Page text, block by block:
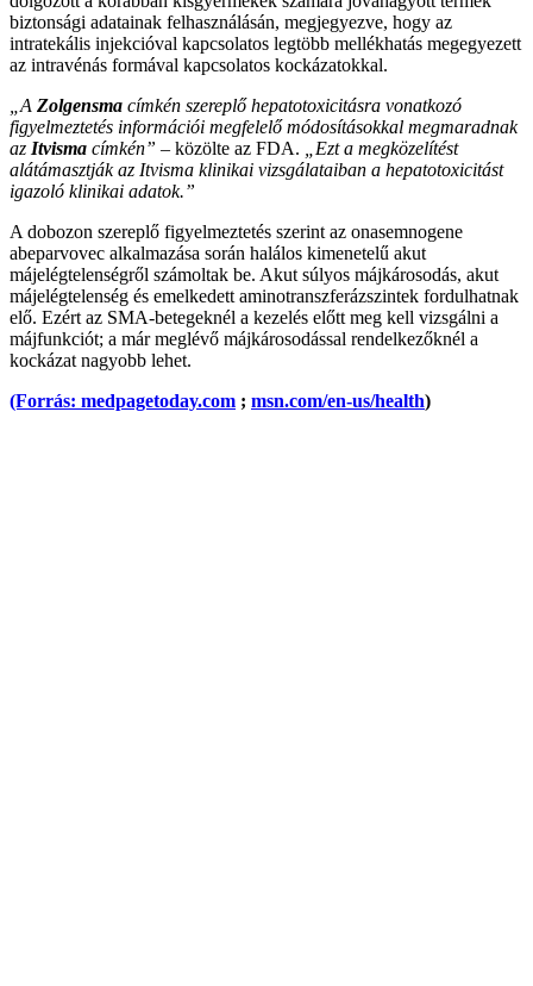
biztonsági adatainak felhasználásán, megjegyezve, hogy az
intratekális injekcióval kapcsolatos legtöbb mellékhatás megegyezett
az intravénás formával kapcsolatos kockázatokkal.
„A Zolgensma címkén szereplő hepatotoxicitásra vonatkozó
figyelmeztetés információi megfelelő módosításokkal megmaradnak
az Itvisma címkén” – közölte az FDA.
„Ezt a megközelítést
alátámasztják az Itvisma klinikai vizsgálataiban a hepatotoxicitást
igazoló klinikai adatok.”
A dobozon szereplő figyelmeztetés szerint az onasemnogene
abeparvovec alkalmazása során halálos kimenetelű akut
májelégtelenségről számoltak be. Akut súlyos májkárosodás, akut
májelégtelenség és emelkedett aminotranszferázszintek fordulhatnak
elő. Ezért az SMA-betegeknél a kezelés előtt meg kell vizsgálni a
májfunkciót; a már meglévő májkárosodással rendelkezőknél a
kockázat nagyobb lehet.
(Forrás: medpagetoday.com ; msn.com/en-us/health)